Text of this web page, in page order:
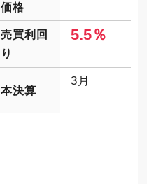
価格
売買利回
り
5.5％
本決算
3月